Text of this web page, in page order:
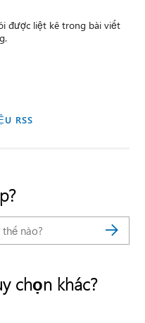
được liệt kê trong bài viết
RSS
chọn khác?